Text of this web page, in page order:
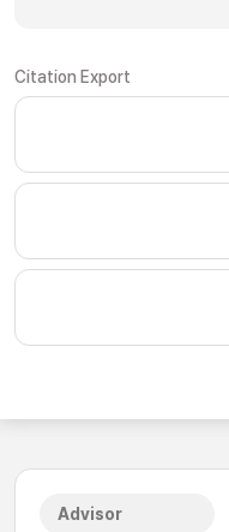
Citation Export
Advisor